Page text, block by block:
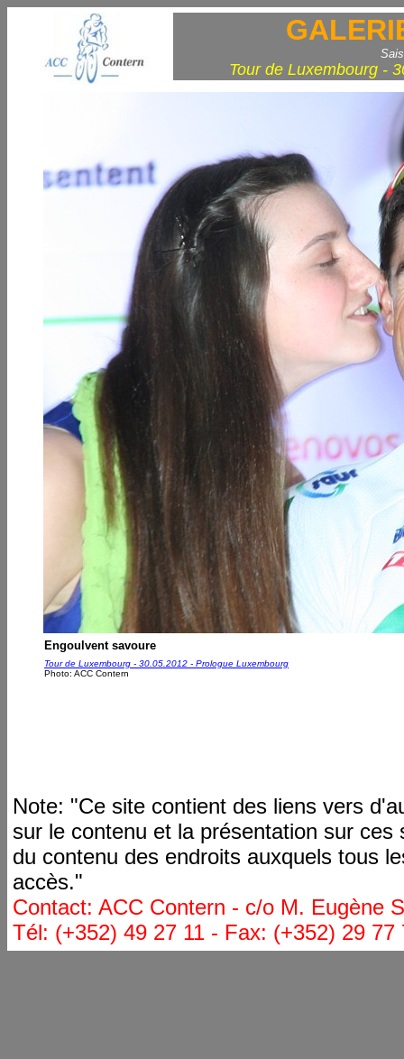
Tour de Luxembourg -
Engoulvent savoure
Tour de Luxembourg - 30.05.2012 - Prologue Luxembourg
Photo: ACC Contern
Note: "Ce site contient des liens vers
sur le contenu et la présentation sur
du contenu des endroits auxquels tous
accès."
Contact: ACC Contern - c/o M. Eugène
Tél: (+352) 49 27 11 - Fax: (+352) 29